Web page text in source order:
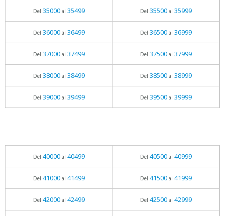
Del 35000al 35499 Del 35500al 35999
Del 36000al 36499 Del 36500al 36999
Del 37000al 37499 Del 37500al 37999
Del 38000al 38499 Del 38500al 38999
Del 39000al 39499 Del 39500al 39999
Del 40000al 40499 Del 40500al 40999
Del 41000al 41499 Del 41500al 41999
Del 42000al 42499 Del 42500al 42999